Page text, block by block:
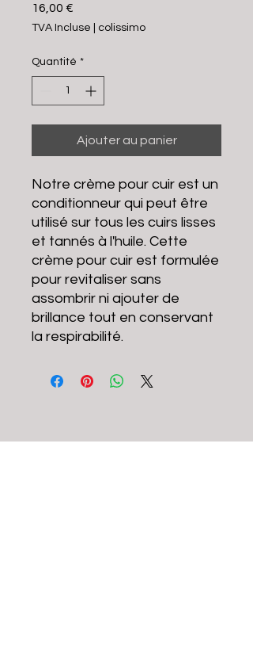
16,00 €
TVA Incluse colissimo
Quantité *
Ajouter au panier
Notre crème pour cuir est un
conditionneur qui peut être
utilisé sur tous les cuirs lisses
et tannés à l'huile. Cette
crème pour cuir est formulée
pour revitaliser sans
assombrir ni ajouter de
brillance tout en conservant
la respirabilité.